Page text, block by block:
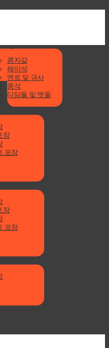
콩자갈
해미석
멘트 및 규사
종석
디딤돌 및 맷돌
장
포장
장
포장